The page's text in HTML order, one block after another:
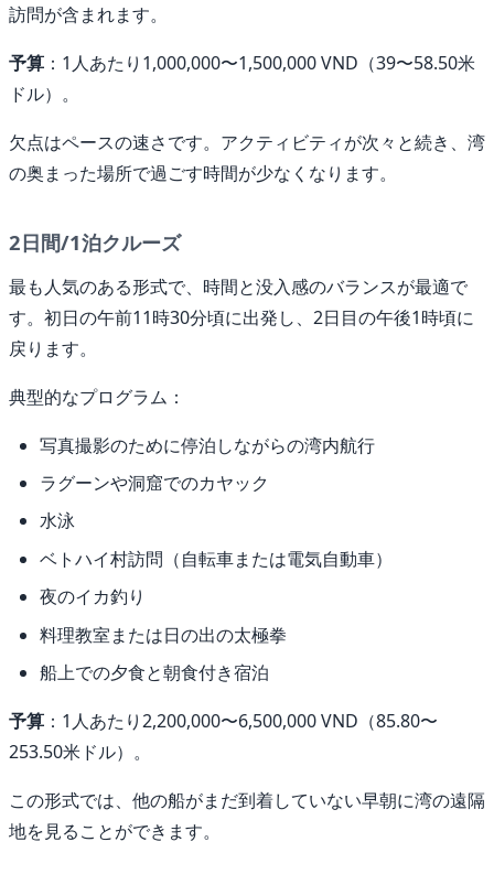
訪問が含まれます。
予算 ：1人あたり1,000,000〜1,500,000 VND（39〜58.50米
ドル）。
欠点はペースの速さです。アクティビティが次々と続き、湾
の奥まった場所で過ごす時間が少なくなります。
2日間/1泊クルーズ
最も人気のある形式で、時間と没入感のバランスが最適で
す。初日の午前11時30分頃に出発し、2日目の午後1時頃に
戻ります。
典型的なプログラム：
写真撮影のために停泊しながらの湾内航行
ラグーンや洞窟でのカヤック
水泳
ベトハイ村訪問（自転車または電気自動車）
夜のイカ釣り
料理教室または日の出の太極拳
船上での夕食と朝食付き宿泊
予算 ：1人あたり2,200,000〜6,500,000 VND（85.80〜
253.50米ドル）。
この形式では、他の船がまだ到着していない早朝に湾の遠隔
地を見ることができます。